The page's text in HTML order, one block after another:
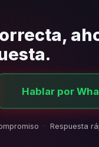
Hablar por
· Respuesta